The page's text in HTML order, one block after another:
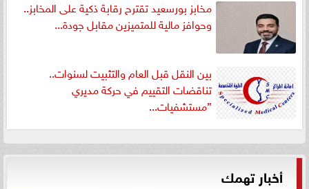
مخابز بورسعيد تقترح رقابة ذكية على المخابز..
وحوافز مالية للمتميزين مقابل جودة...
بين النقل قبل العام والتثبيت لسنوات..
تناقضات التقييم في حركة مديري
”مستشفيات...
أخبار تهمك